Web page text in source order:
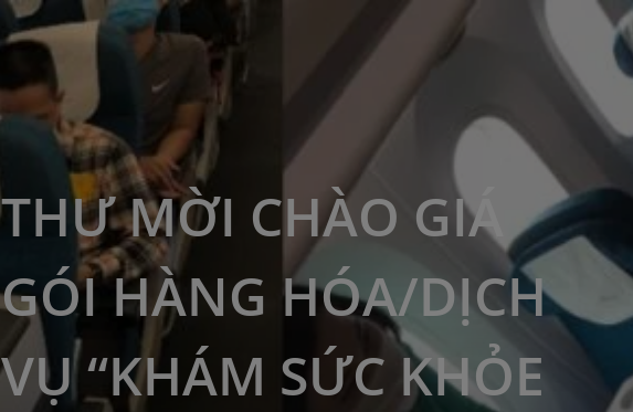
THƯ MỜI CHÀO GIÁ
GÓI HÀNG HÓA/DỊCH
VỤ “KHÁM SỨC KHỎE